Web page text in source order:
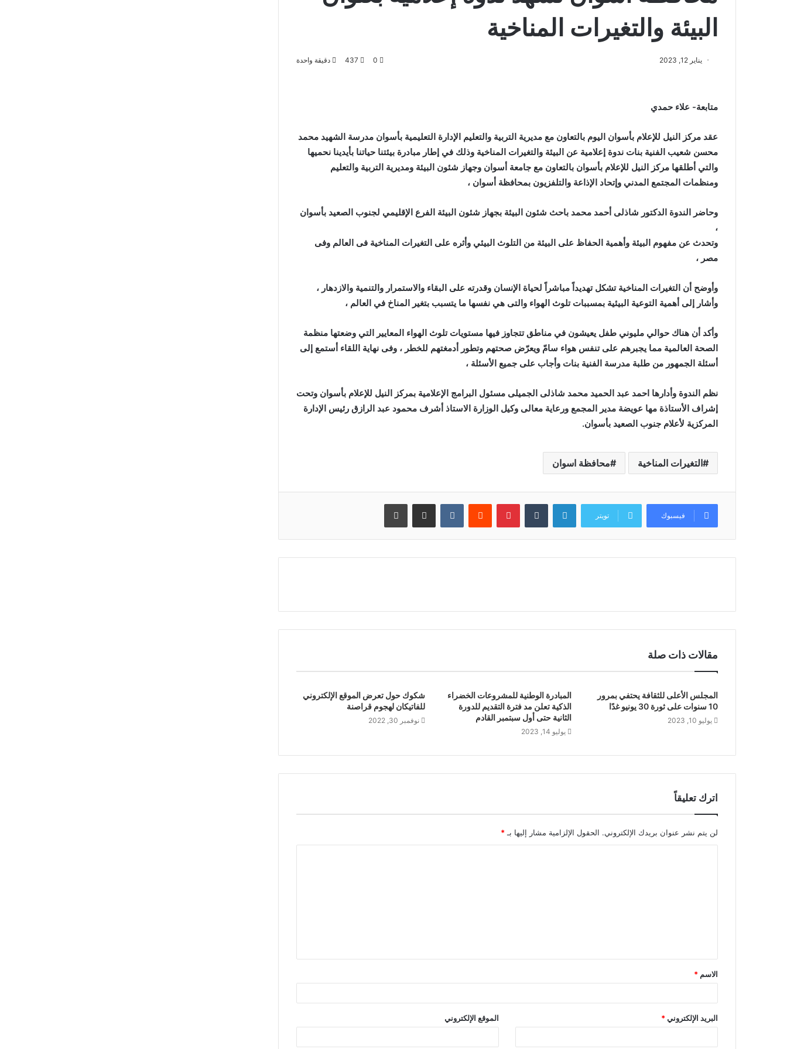
البيئة والتغيرات المناخية
يناير 12, 2023 0
437 دقيقة واحدة
متابعة- علاء حمدي
عقد مركز النيل للإعلام بأسوان اليوم بالتعاون مع مديرية التربية والتعليم الإدارة التعليمية بأسوان مدرسة الشهيد محمد
محسن شعيب الفنية بنات ندوة إعلامية عن البيئة والتغيرات المناخية وذلك في إطار مبادرة بيئتنا حياتنا بأيدينا نحميها
والتي أطلقها مركز النيل للإعلام بأسوان بالتعاون مع جامعة أسوان وجهاز شئون البيئة ومديرية التربية والتعليم
ومنظمات المجتمع المدني وإتحاد الإذاعة والتلفزيون بمحافظة أسوان ،
وحاضر الندوة الدكتور شاذلى أحمد محمد باحث شئون البيئة بجهاز شئون البيئة الفرع الإقليمي لجنوب الصعيد بأسوان
،
وتحدث عن مفهوم البيئة وأهمية الحفاظ على البيئة من التلوث البيئي وأثره على التغيرات المناخية فى العالم وفى
مصر ،
وأوضح أن التغيرات المناخية تشكل تهديداً مباشراً لحياة الإنسان وقدرته على البقاء والاستمرار والتنمية والازدهار ،
وأشار إلى أهمية التوعية البيئية بمسببات تلوث الهواء والتى هي نفسها ما يتسبب بتغير المناخ في العالم ،
وأكد أن هناك حوالي مليوني طفل يعيشون في مناطق تتجاوز فيها مستويات تلوث الهواء المعايير التي وضعتها منظمة
الصحة العالمية مما يجبرهم على تنفس هواء سامّ ويعرّض صحتهم وتطور أدمغتهم للخطر ، وفى نهاية اللقاء أستمع إلى
أسئلة الجمهور من طلبة مدرسة الفنية بنات وأجاب على جميع الأسئلة ،
نظم الندوة وأدارها احمد عبد الحميد محمد شاذلى الجميلى مسئول البرامج الإعلامية بمركز النيل للإعلام بأسوان وتحت
إشراف الأستاذة مها عويضة مدير المجمع ورعاية معالى وكيل الوزارة الاستاذ أشرف محمود عبد الرازق رئيس الإدارة
المركزية لأعلام جنوب الصعيد بأسوان.
التغيرات المناخية محافظة اسوان
فيسبوك تويتر
لينكدإن بينتيريست مشاركة عبر البريد طباعة
مقالات ذات صلة
المجلس الأعلى للثقافة يحتفي بمرور
10 سنوات على ثورة 30 يونيو غدًا
يوليو 10, 2023
المبادرة الوطنية للمشروعات الخضراء
الذكية تعلن مد فترة التقديم للدورة
الثانية حتى أول سبتمبر القادم
يوليو 14, 2023
شكوك حول تعرض الموقع الإلكتروني
للفاتيكان لهجوم قراصنة
نوفمبر 30, 2022
اترك تعليقاً
لن يتم نشر عنوان بريدك الإلكتروني. الحقول الإلزامية مشار إليها بـ*
ق
*
الاسم *
البريد الإلكتروني* الموقع الإلكتروني